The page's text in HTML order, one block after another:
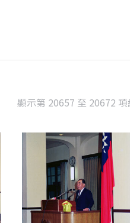
顯示第 20657 至 20672